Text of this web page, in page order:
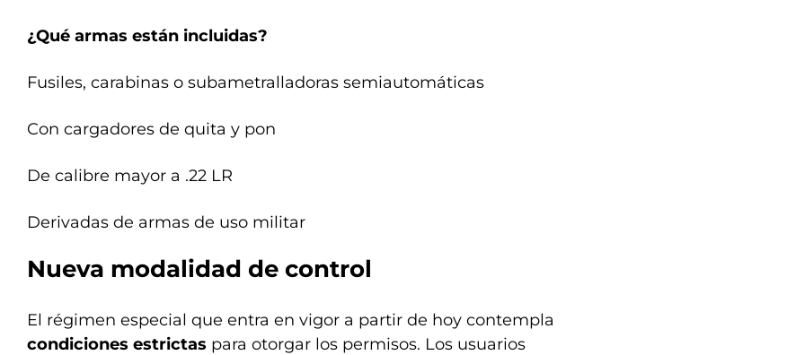
¿Qué armas están incluidas?
Fusiles, carabinas o subametralladoras semiautomáticas
Con cargadores de quita y pon
De calibre mayor a .22 LR
Derivadas de armas de uso militar
Nueva modalidad de control
El régimen especial que entra en vigor a partir de hoy contempla
condiciones estrictas para otorgar los permisos. Los usuarios